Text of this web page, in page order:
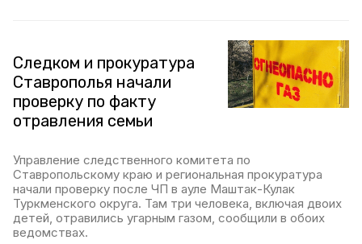
Следком и прокуратура
Ставрополья начали
проверку по факту
отравления семьи
Управление следственного комитета по
Ставропольскому краю и региональная прокуратура
начали проверку после ЧП в ауле Маштак-Кулак
Туркменского округа. Там три человека, включая двоих
детей, отравились угарным газом, сообщили в обоих
ведомствах.